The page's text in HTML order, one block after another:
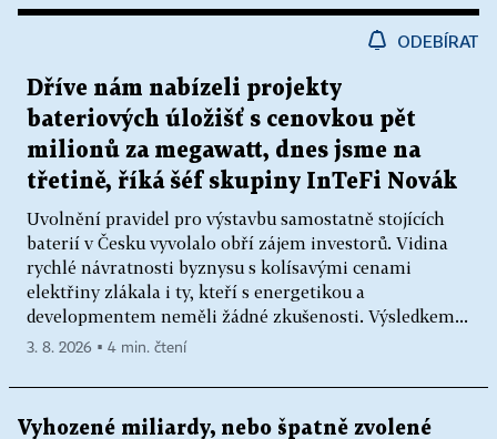
ODEBÍRAT
Dříve nám nabízeli projekty
bateriových úložišť s cenovkou pět
milionů za megawatt, dnes jsme na
třetině, říká šéf skupiny InTeFi Novák
Uvolnění pravidel pro výstavbu samostatně stojících
baterií v Česku vyvolalo obří zájem investorů. Vidina
rychlé návratnosti byznysu s kolísavými cenami
elektřiny zlákala i ty, kteří s energetikou a
developmentem neměli žádné zkušenosti. Výsledkem...
3. 8. 2026 ▪ 4 min. čtení
Vyhozené miliardy, nebo špatně zvolené